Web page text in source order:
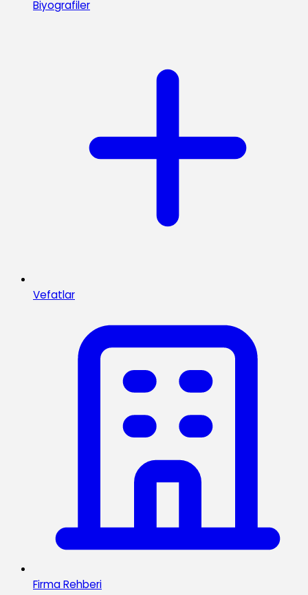
Biyografiler
Vefatlar
Firma Rehberi